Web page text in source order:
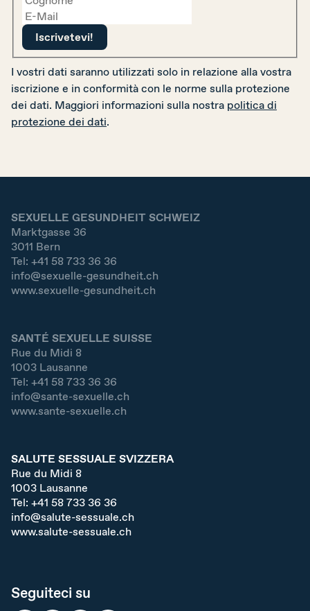
I vostri dati saranno utilizzati solo in relazione alla vostra
iscrizione e in conformità con le norme sulla protezione
dei dati. Maggiori informazioni sulla nostra politica di
protezione dei dati.
SEXUELLE GESUNDHEIT SCHWEIZ
Marktgasse 36
3011 Bern
Tel: +41 58 733 36 36
info@sexuelle-gesundheit.ch
www.sexuelle-gesundheit.ch
SANTÉ SEXUELLE SUISSE
Rue du Midi 8
1003 Lausanne
Tel: +41 58 733 36 36
info@sante-sexuelle.ch
www.sante-sexuelle.ch
SALUTE SESSUALE SVIZZERA
Rue du Midi 8
1003 Lausanne
Tel: +41 58 733 36 36
info@salute-sessuale.ch
www.salute-sessuale.ch
Seguiteci su